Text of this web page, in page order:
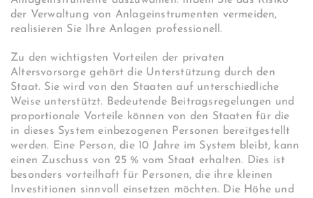
der Verwaltung von Anlageinstrumenten vermeiden,
realisieren Sie Ihre Anlagen professionell.
Zu den wichtigsten Vorteilen der privaten
Altersvorsorge gehört die Unterstützung durch den
Staat. Sie wird von den Staaten auf unterschiedliche
Weise unterstützt. Bedeutende Beitragsregelungen und
proportionale Vorteile können von den Staaten für die
in dieses System einbezogenen Personen bereitgestellt
werden. Eine Person, die 10 Jahre im System bleibt, kann
einen Zuschuss von 25 % vom Staat erhalten. Dies ist
besonders vorteilhaft für Personen, die ihre kleinen
Investitionen sinnvoll einsetzen möchten. Die Höhe und